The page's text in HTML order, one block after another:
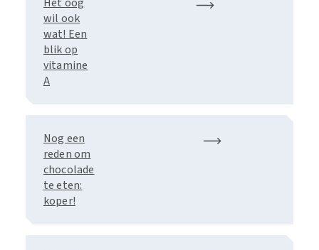
wil ook
wat! Een
blik op
vitamine
A
Nog een
reden om
chocolade
te eten:
koper!